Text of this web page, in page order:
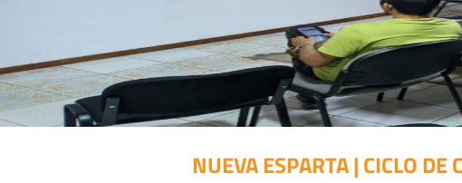
NUEVA ESPARTA | CICLO